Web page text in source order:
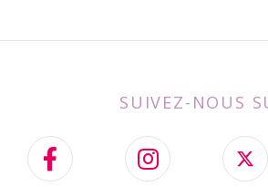
SUIVEZ-NOUS